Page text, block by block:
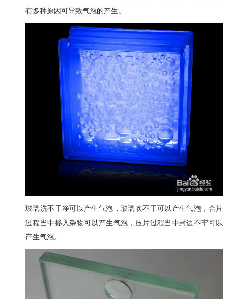
有多种原因可导致气泡的产生。
玻璃洗不干净可以产生气泡，玻璃吹不干可以产生气泡，合片
过程当中掺入杂物可以产生气泡，压片过程当中封边不牢可以
产生气泡。